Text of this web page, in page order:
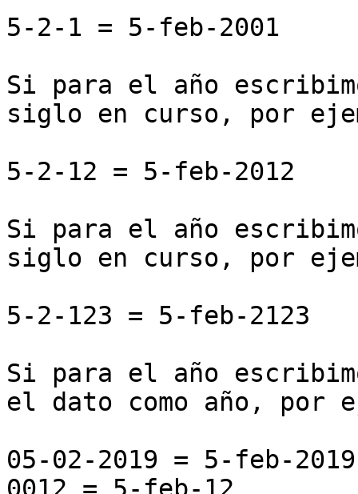
5-2-1 = 5-feb-2001
Si para el año
siglo en curso, por
5-2-12 = 5-feb-2012
Si para el año
siglo en curso, por
5-2-123 = 5-feb-2123
Si para el año
el dato como año, por
05-02-2019 = 5-feb-